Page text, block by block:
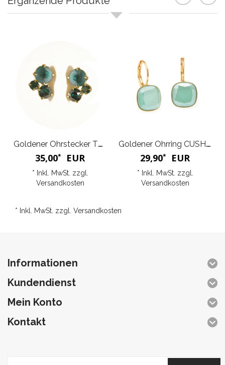
Goldener Ohrstecker TROIS
35,00* EUR
* Inkl. MwSt. zzgl.
Versandkosten
Goldener Ohrring CUSHION
29,90* EUR
* Inkl. MwSt. zzgl.
Versandkosten
* Inkl. MwSt. zzgl. Versandkosten
Informationen
Kundendienst
Mein Konto
Kontakt